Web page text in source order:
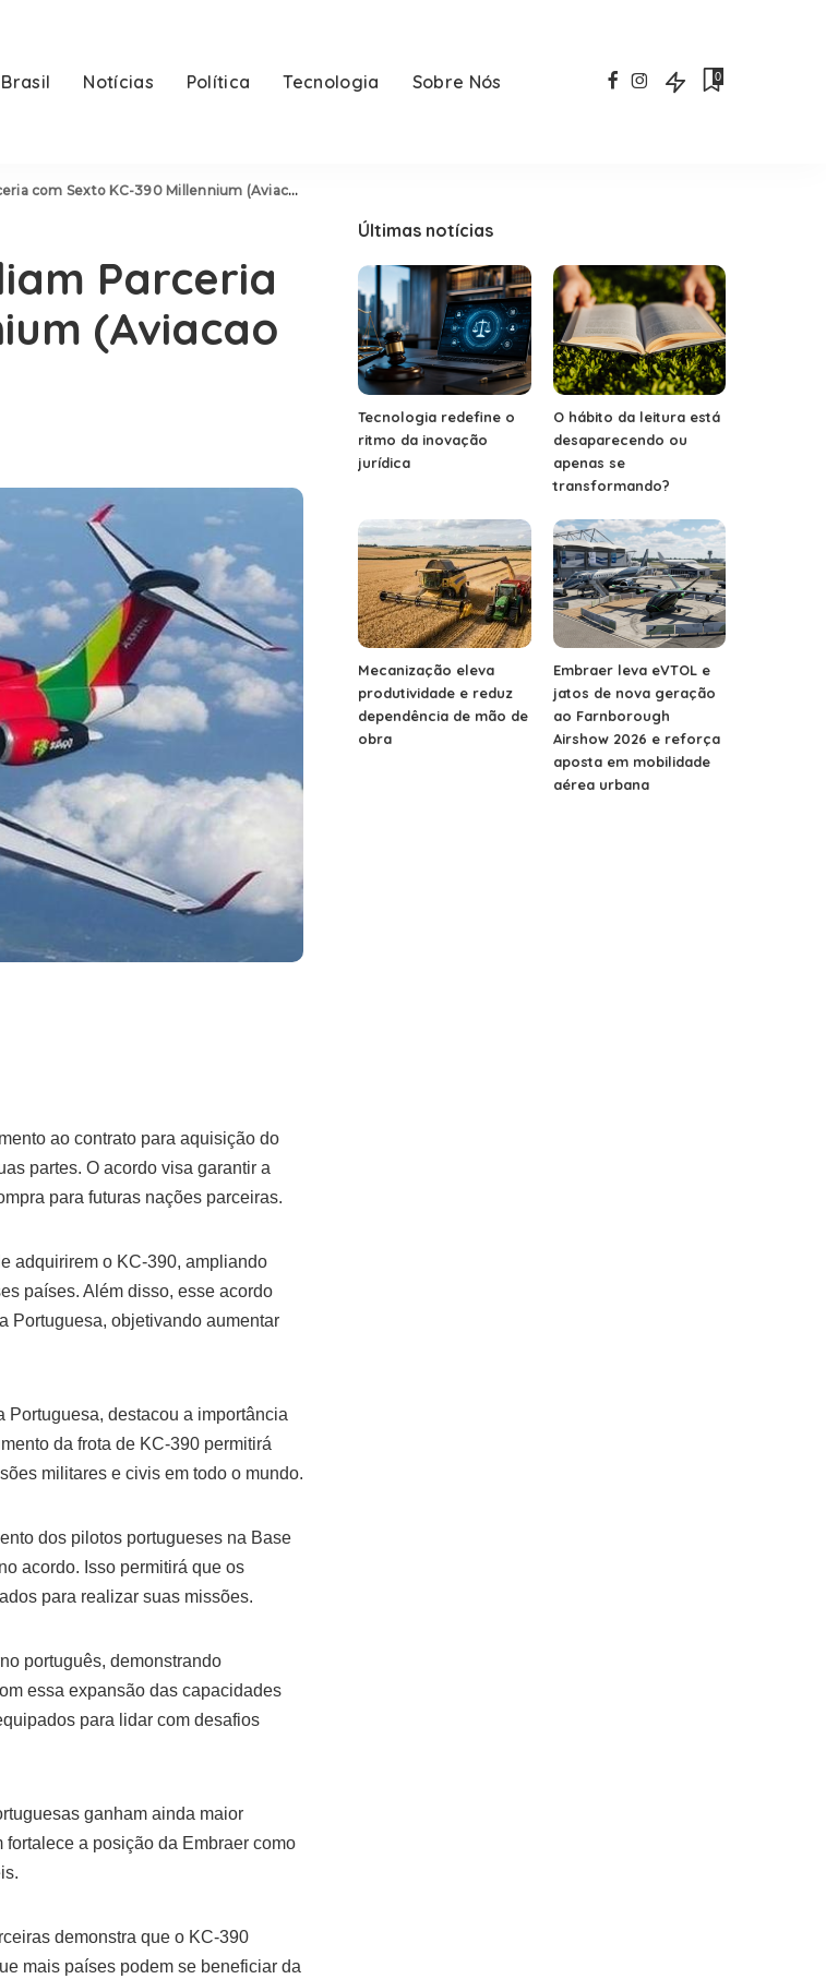
Brasil Notícias Política Tecnologia Sobre Nós 0
Sexto KC-390 Millennium (Aviacao – Brasil)
Parceria
(Aviacao
ao contrato para aquisição do
partes. O acordo visa garantir a
para futuras nações parceiras.
adquirirem o KC-390, ampliando
países. Além disso, esse acordo
Portuguesa, objetivando aumentar
Portuguesa, destacou a importância
da frota de KC-390 permitirá
militares e civis em todo o mundo.
dos pilotos portugueses na Base
acordo. Isso permitirá que os
para realizar suas missões.
português, demonstrando
essa expansão das capacidades
para lidar com desafios
ganham ainda maior
a posição da Embraer como
demonstra que o KC-390
mais países podem se beneficiar da
Últimas notícias
Tecnologia redefine o
ritmo da inovação
jurídica
O hábito da leitura está
desaparecendo ou
apenas se
transformando?
Mecanização eleva
produtividade e reduz
dependência de mão de
obra
Embraer leva eVTOL e
jatos de nova geração
ao Farnborough
Airshow 2026 e reforça
aposta em mobilidade
aérea urbana